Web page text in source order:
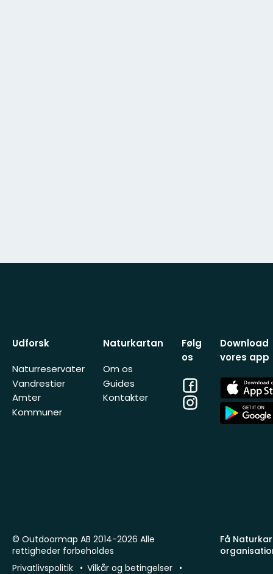
Udforsk
Naturreservater
Vandrestier
Amter
Kommuner
Naturkartan
Om os
Guides
Kontakter
Følg
os
Facebook
Instagram
Download
vores app
App
Store
App
Store
Få
© Outdoormap AB 2014-2026 Alle
rettigheder forbeholdes
Privatlivspolitik
Vilkår og betingelser